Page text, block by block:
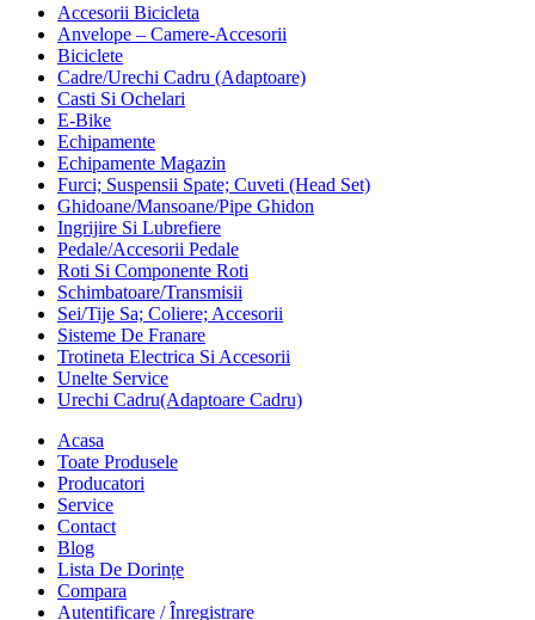
Accesorii Bicicleta
Anvelope – Camere-Accesorii
Biciclete
Cadre/Urechi Cadru (Adaptoare)
Casti Si Ochelari
E-Bike
Echipamente
Echipamente Magazin
Furci; Suspensii Spate; Cuveti (Head Set)
Ghidoane/Mansoane/Pipe Ghidon
Ingrijire Si Lubrefiere
Pedale/Accesorii Pedale
Roti Si Componente Roti
Schimbatoare/Transmisii
Sei/Tije Sa; Coliere; Accesorii
Sisteme De Franare
Trotineta Electrica Si Accesorii
Unelte Service
Urechi Cadru(Adaptoare Cadru)
Acasa
Toate Produsele
Producatori
Service
Contact
Blog
Lista De Dorințe
Compara
Autentificare / Înregistrare